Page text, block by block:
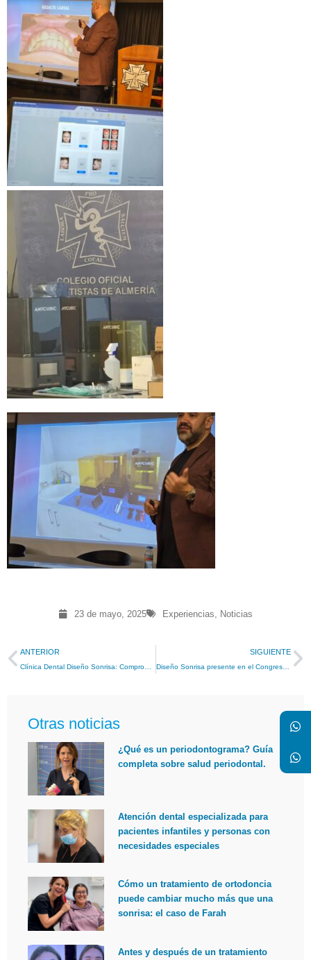
23 de mayo, 2025 Experiencias Noticias
ANTERIOR SIGUIENTE
Diseño Sonrisa presente en el Congreso Internacional de Harmonización Orofacial en Valencia
Otras noticias
¿Qué es un periodontograma? Guía
completa sobre salud periodontal.
Atención dental especializada para
pacientes infantiles y personas con
necesidades especiales
Cómo un tratamiento de ortodoncia
puede cambiar mucho más que una
sonrisa: el caso de Farah
Antes y después de un tratamiento